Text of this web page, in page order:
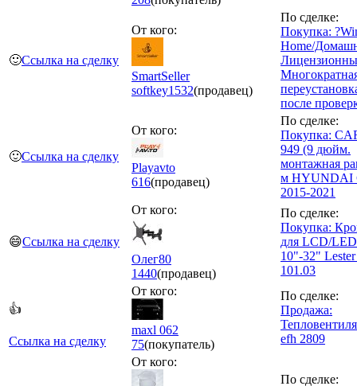
🙂Ссылка на сделку
От кого:
SmartSeller
softkey1532(продавец)
По сделке:
Покупка:
Home/
после
🙂Ссылка на сделку
От кого:
Playavto
616(продавец)
По сделке:
Покупка:
949 (9 дюйм.
монтажная
м HYUNDAI
2015-2021
😄Ссылка на сделку
От кого:
Олег80
1440(продавец)
По сделке:
Покупка:
для LCD/
10"-32"
101.03
👍
Ссылка на сделку
От кого:
maxl 062
75(покупатель)
По сделке:
Продажа:
efh 2809
От кого:
По сделке: